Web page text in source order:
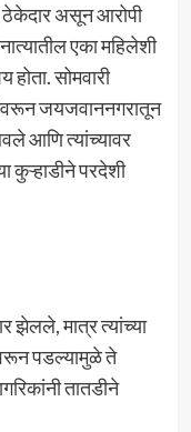
ठेकेदार असून आरोपी
एका महिलेशी
सोमवारी
जयजवाननगरातून
आणि त्यांच्यावर
कुऱ्हाडीने परदेशी
झेलले, मात्र त्यांच्या
पडल्यामुळे ते
तातडीने